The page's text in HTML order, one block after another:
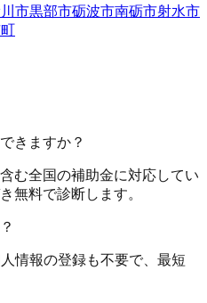
市黒部市砺波市南砺市射水市
きますか？
む全国の補助金に対応してい
無料で診断します。
情報の登録も不要で、最短